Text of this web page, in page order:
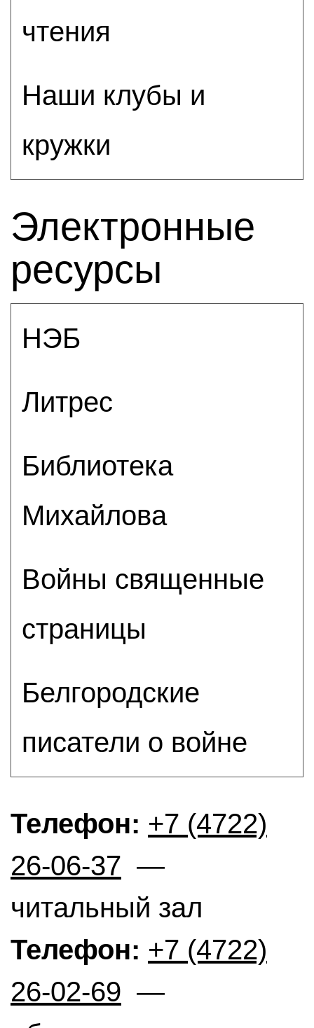
чтения
Наши клубы и
кружки
Электронные
ресурсы
НЭБ
Литрес
Библиотека
Михайлова
Войны священные
страницы
Белгородские
писатели о войне
Телефон: +7 (4722)
26-06-37 —
читальный зал
Телефон: +7 (4722)
26-02-69 —